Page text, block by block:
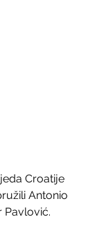
Croatije
Antonio
Pavlović.